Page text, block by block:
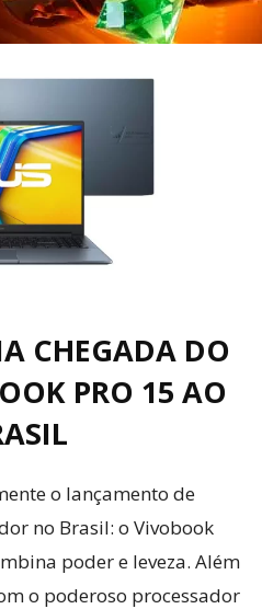
CHEGADA DO
PRO 15 AO
o lançamento de
no Brasil: o Vivobook
poder e leveza. Além
o poderoso processador